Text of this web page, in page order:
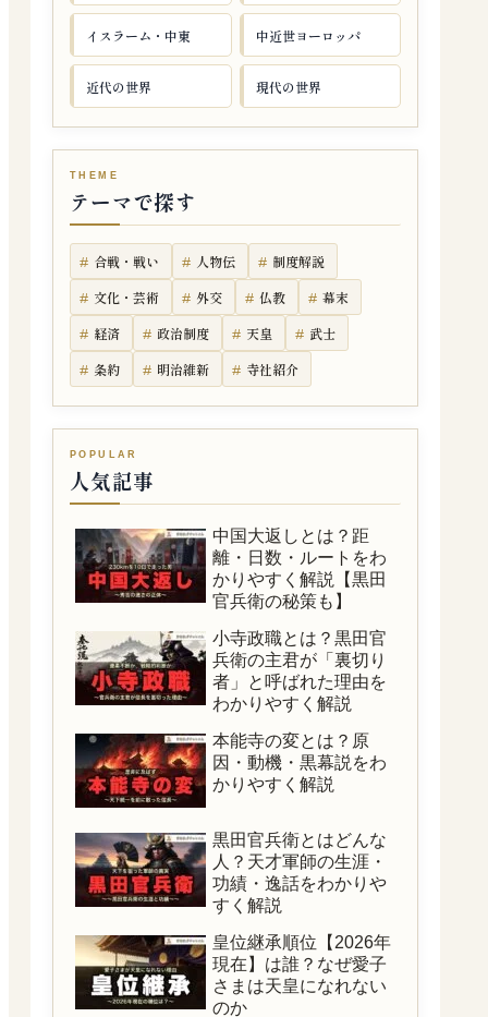
イスラーム・中東 中近世ヨーロッパ
近代の世界 現代の世界
テーマで探す
合戦・戦い 人物伝
制度解説
文化・芸術
外交 仏教
幕末
経済
政治制度 天皇
武士
条約
明治維新 寺社紹介
人気記事
中国大返しとは？距
離・日数・ルートをわ
かりやすく解説【黒田
官兵衛の秘策も】
小寺政職とは？黒田官
兵衛の主君が「裏切り
者」と呼ばれた理由を
わかりやすく解説
本能寺の変とは？原
因・動機・黒幕説をわ
かりやすく解説
黒田官兵衛とはどんな
人？天才軍師の生涯・
功績・逸話をわかりや
すく解説
皇位継承順位【2026年
現在】は誰？なぜ愛子
さまは天皇になれない
のか